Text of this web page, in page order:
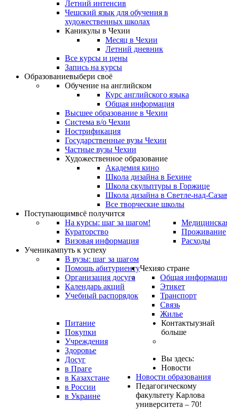
Летний интенсив
Чешский язык для обучения в
художественных школах
Каникулы в Чехии
Месяц в Чехии
Летний дневник
Все курсы и цены
Запись на курсы
Образованиевыбери своё
Обучение на английском
Курс английского языка
Общая информация
Высшее образование в Чехии
Система в/о Чехии
Нострификация
Государственные вузы Чехии
Частные вузы Чехии
Художественное образование
Академия кино
Школа дизайна в Бехине
Школа скульптуры в Горжице
Школа дизайна в Светле-над-
Все творческие школы
Поступающимвсё получится
На курсы: шаг за шагом!
Кураторство
Визовая информация
Проживание
Расходы
Ученикампуть к успеху
В вузы: шаг за шагом
Помощь абитуриенту
Организация досуга
Календарь акций
Учебный распорядок
Чехияо стране
Общая
Этикет
Транспорт
Связь
Жилье
Питание
Покупки
Учреждения
Здоровье
Досуг
Контактыузнай
больше
в Праге
в Казахстане
в России
в Украине
Вы здесь:
Новости
Новости образования
Педагогическому
факультету Карлова
университета – 70!